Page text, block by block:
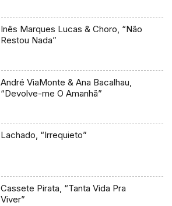
Inês Marques Lucas & Choro, “Não
Restou Nada”
André ViaMonte & Ana Bacalhau,
“Devolve-me O Amanhã”
Lachado, “Irrequieto”
Cassete Pirata, “Tanta Vida Pra
Viver”